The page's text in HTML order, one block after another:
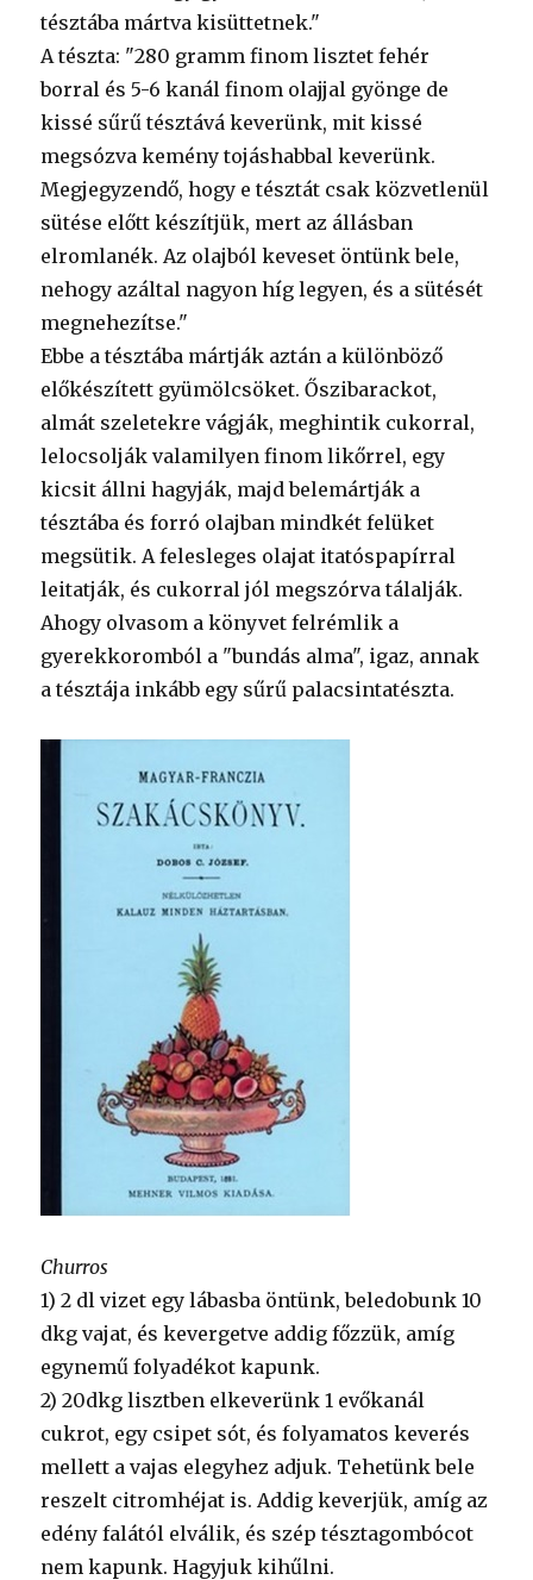
tésztába mártva kisüttetnek."
A tészta: "280 gramm finom lisztet fehér
borral és 5-6 kanál finom olajjal gyönge de
kissé sűrű tésztává keverünk, mit kissé
megsózva kemény tojáshabbal keverünk.
Megjegyzendő, hogy e tésztát csak közvetlenül
sütése előtt készítjük, mert az állásban
elromlanék. Az olajból keveset öntünk bele,
nehogy azáltal nagyon híg legyen, és a sütését
megnehezítse."
Ebbe a tésztába mártják aztán a különböző
előkészített gyümölcsöket. Őszibarackot,
almát szeletekre vágják, meghintik cukorral,
lelocsolják valamilyen finom likőrrel, egy
kicsit állni hagyják, majd belemártják a
tésztába és forró olajban mindkét felüket
megsütik. A felesleges olajat itatóspapírral
leitatják, és cukorral jól megszórva tálalják.
Ahogy olvasom a könyvet felrémlik a
gyerekkoromból a "bundás alma", igaz, annak
a tésztája inkább egy sűrű palacsintatészta.
Churros
1) 2 dl vizet egy lábasba öntünk, beledobunk 10
dkg vajat, és kevergetve addig főzzük, amíg
egynemű folyadékot kapunk.
2) 20dkg lisztben elkeverünk 1 evőkanál
cukrot, egy csipet sót, és folyamatos keverés
mellett a vajas elegyhez adjuk. Tehetünk bele
reszelt citromhéjat is. Addig keverjük, amíg az
edény falától elválik, és szép tésztagombócot
nem kapunk. Hagyjuk kihűlni.